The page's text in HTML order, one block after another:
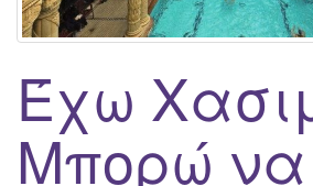
Έχω
Μπορώ